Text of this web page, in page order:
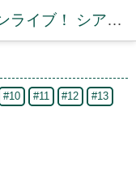
アイドルマスター ミリオンライブ！ シアターデイズDB【ミリシタDB】
#10 #11 #12
#13